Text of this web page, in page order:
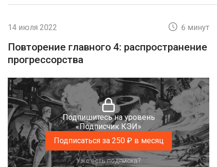
14 июля 2022 6 минут
Повторение главного 4: распространение
прогрессорства
Подпишитесь на уровень
«Подписчик КЭИ»
Подписаться за 250 ₽ в месяц
Уже есть подписка?